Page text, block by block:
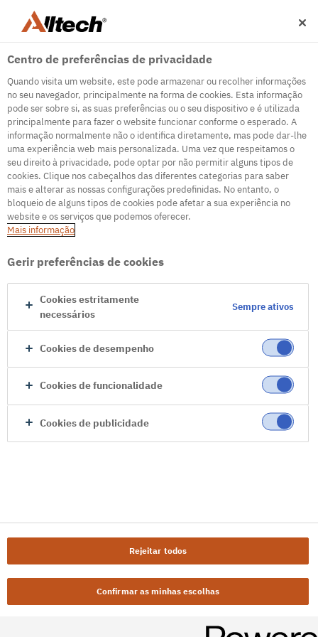
500
Servidor de erro interno
Parece que estamos enfrentando alguns problemas
técnicos. Tente atualizar a página ou acesse a página
inicial
Ir para a página inicial
Centro de preferências de privacidade
Quando visita um website, este pode armazenar ou recolher informações
no seu navegador, principalmente na forma de cookies. Esta informação
pode ser sobre si, as suas preferências ou o seu dispositivo e é utilizada
principalmente para fazer o website funcionar conforme o esperado. A
informação normalmente não o identifica diretamente, mas pode dar-lhe
uma experiência web mais personalizada. Uma vez que respeitamos o
seu direito à privacidade, pode optar por não permitir alguns tipos de
cookies. Clique nos cabeçalhos das diferentes categorias para saber
mais e alterar as nossas configurações predefinidas. No entanto, o
bloqueio de alguns tipos de cookies pode afetar a sua experiência no
website e os serviços que podemos oferecer.
Mais informação
Gerir preferências de cookies
Cookies estritamente
necessários
Sempre ativos
Cookies de desempenho
Cookies de funcionalidade
Cookies de publicidade
Rejeitar todos
Confirmar as minhas escolhas